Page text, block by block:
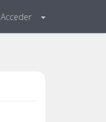
Acceder